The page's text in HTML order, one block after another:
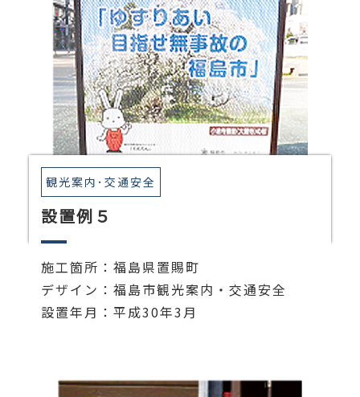
設置例５
観光案内･交通安全
施工箇所：福島県置賜町
デザイン：福島市観光案内・交通安全
設置年月：平成30年3月